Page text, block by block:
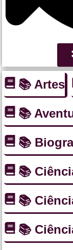
📚 Artes
📚
📚
📚
📚
📚